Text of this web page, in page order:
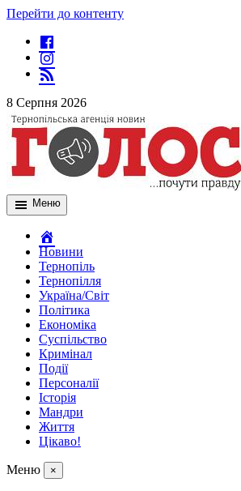
Перейти до контенту
8 Серпня 2026
Меню
Новини
Тернопіль
Тернопілля
Україна/Світ
Політика
Економіка
Суспільство
Кримінал
Події
Персоналії
Історія
Мандри
Життя
Цікаво!
Меню ×